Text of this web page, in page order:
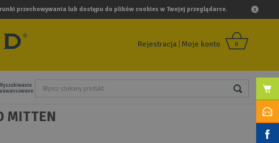
przechowywania lub dostępu do plików cookies w Twojej przeglądarce.
0
Rejestracja Moje konto
MITTEN